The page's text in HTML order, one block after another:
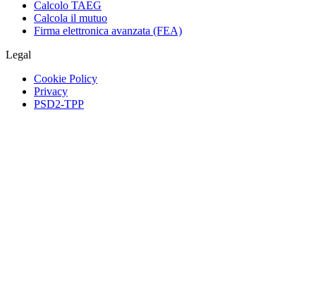
Calcolo TAEG
Calcola il mutuo
Firma elettronica avanzata (FEA)
Legal
Cookie Policy
Privacy
PSD2-TPP